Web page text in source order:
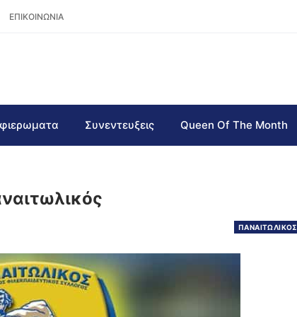
ΕΠΙΚΟΙΝΩΝΙΑ
Συνεντευξεις Queen Of The Month
ΠΑΝΑΙΤΩΛΙΚΟΣ